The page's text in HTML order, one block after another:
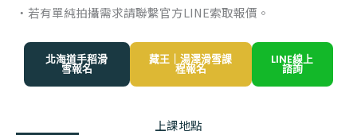
‧若有單純拍攝需求請聯繫官方LINE索取報價。
北海道手稻滑
雪報名
藏王｜湯澤滑雪課
程報名
LINE線上
諮詢
上課地點